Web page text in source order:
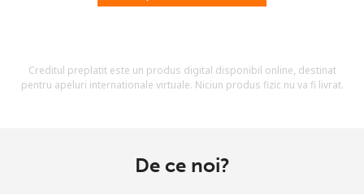
Un simbol/litera speciala
Prin deschiderea unui cont pe acest site, sunt de acord cu
Creditul preplatit este un produs digital disponibil online, destinat
pentru apeluri internationale virtuale. Niciun produs fizic nu va fi livrat.
De ce noi?